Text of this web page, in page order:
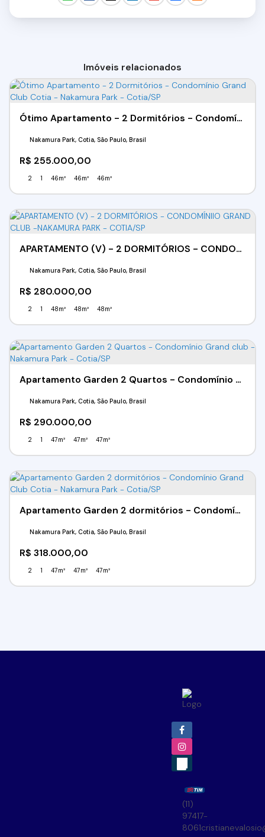
Imóveis relacionados
Ótimo Apartamento - 2 Dormitórios - Condomínio Grand Club Cotia - Nakamura Park - Cotia/SP
R$ 255.000,00
Nakamura Park, Cotia, São Paulo, Brasil
2 1 46m² 46m² 46m²
APARTAMENTO (V) - 2 DORMITÓRIOS - CONDOMÍNIIO GRAND CLUB -NAKAMURA PARK - COTIA/SP
R$ 280.000,00
Nakamura Park, Cotia, São Paulo, Brasil
2 1 48m² 48m² 48m²
Apartamento Garden 2 Quartos - Condomínio Grand club - Nakamura Park - Cotia/SP
R$ 290.000,00
Nakamura Park, Cotia, São Paulo, Brasil
2 1 47m² 47m² 47m²
Apartamento Garden 2 dormitórios - Condomínio Grand Club Cotia - Nakamura Park - Cotia/SP
R$ 318.000,00
Nakamura Park, Cotia, São Paulo, Brasil
2 1 47m² 47m² 47m²
(11)
97417-
8061